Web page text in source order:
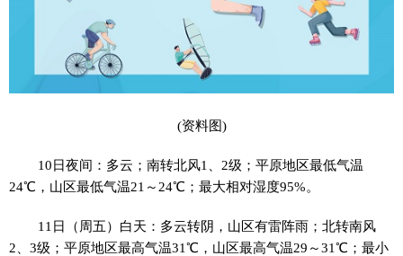
(资料图)
10日夜间：多云；南转北风1、2级；平原地区最低气温
24℃，山区最低气温21～24℃；最大相对湿度95%。
11日（周五）白天：多云转阴，山区有雷阵雨；北转南风
2、3级；平原地区最高气温31℃，山区最高气温29～31℃；最小